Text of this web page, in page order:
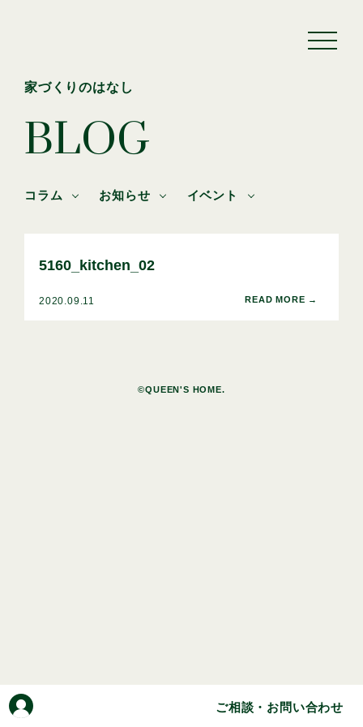
ご相談・お問い合わせ
家づくりのはなし
BLOG
コラム お知らせ イベント
5160_kitchen_02
2020.09.11
©QUEEN'S HOME.